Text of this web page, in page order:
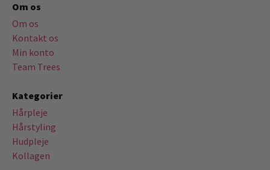
Om os
Om os
Kontakt os
Min konto
Team Trees
Kategorier
Hårpleje
Hårstyling
Hudpleje
Kollagen